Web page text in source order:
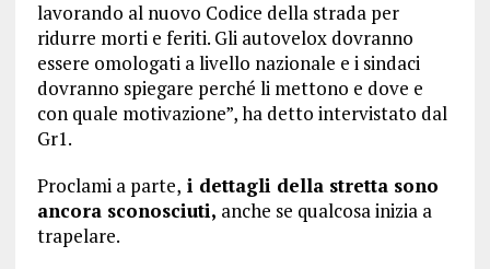
lavorando al nuovo Codice della strada per
ridurre morti e feriti. Gli autovelox dovranno
essere omologati a livello nazionale e i sindaci
dovranno spiegare perché li mettono e dove e
con quale motivazione”, ha detto intervistato dal
Gr1.
Proclami a parte, i dettagli della stretta sono
ancora sconosciuti, anche se qualcosa inizia a
trapelare.